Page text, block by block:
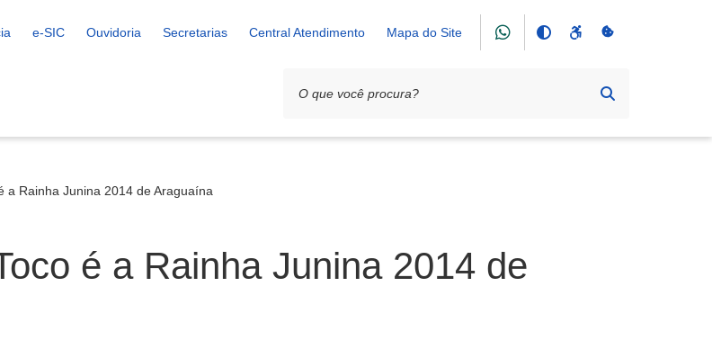
e-SIC Ouvidoria Secretarias Central Atendimento Mapa do Site
a Rainha Junina 2014 de Araguaína
é a Rainha Junina 2014 de